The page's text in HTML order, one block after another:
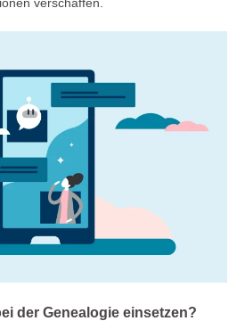
verschaffen.
der Genealogie einsetzen?